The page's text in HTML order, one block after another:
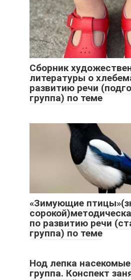
Сборник
литературы о
развитию речи
группа) по теме
«Зимующие
по развитию речи
группа) по теме
Нод лепка
группа. Конспект